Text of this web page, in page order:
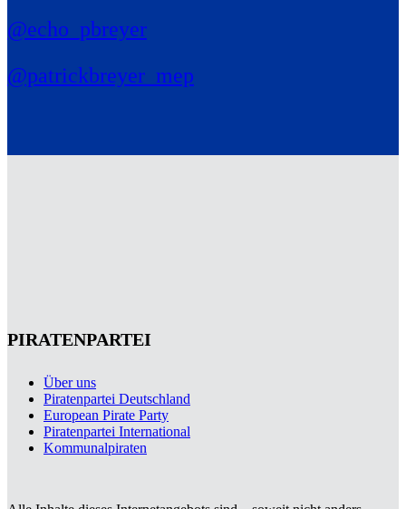
@echo_pbreyer
@patrickbreyer_mep
PIRATENPARTEI
Über uns
Piratenpartei Deutschland
European Pirate Party
Piratenpartei International
Kommunalpiraten